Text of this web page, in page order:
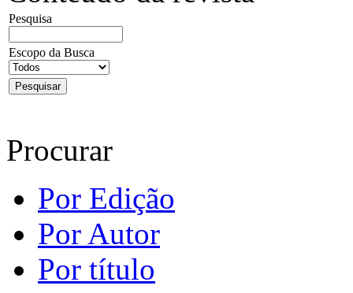
Pesquisa
Escopo da Busca
Procurar
Por Edição
Por Autor
Por título